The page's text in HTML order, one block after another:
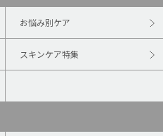
お悩み別ケア
スキンケア特集